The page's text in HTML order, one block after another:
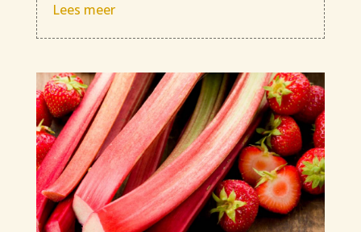
Lees meer